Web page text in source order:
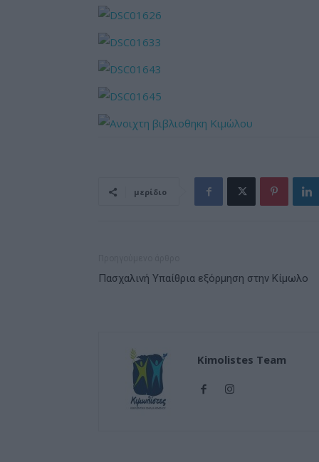
μερίδιο
Πασχαλινή Υπαίθρια εξόρμηση στην Κίμωλο
Kimolistes Team